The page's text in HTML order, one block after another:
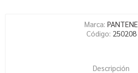
Marca: PANTENE
Código: 250208
Descripción